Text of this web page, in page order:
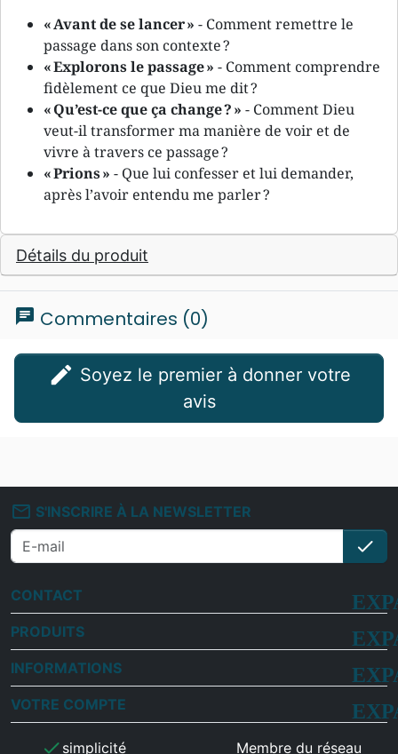
« Avant de se lancer » - Comment remettre le
passage dans son contexte ?
« Explorons le passage » - Comment comprendre
fidèlement ce que Dieu me dit ?
« Qu’est-ce que ça change ? » - Comment Dieu
veut-il transformer ma manière de voir et de
vivre à travers ce passage ?
« Prions » - Que lui confesser et lui demander,
après l’avoir entendu me parler ?
Détails du produit
chat Commentaires (0)
edit
avis
mail_outline S'INSCRIRE À LA NEWSLETTER
check
CONTACT
PRODUITS
INFORMATIONS
VOTRE COMPTE
check simplicité Membre du réseau